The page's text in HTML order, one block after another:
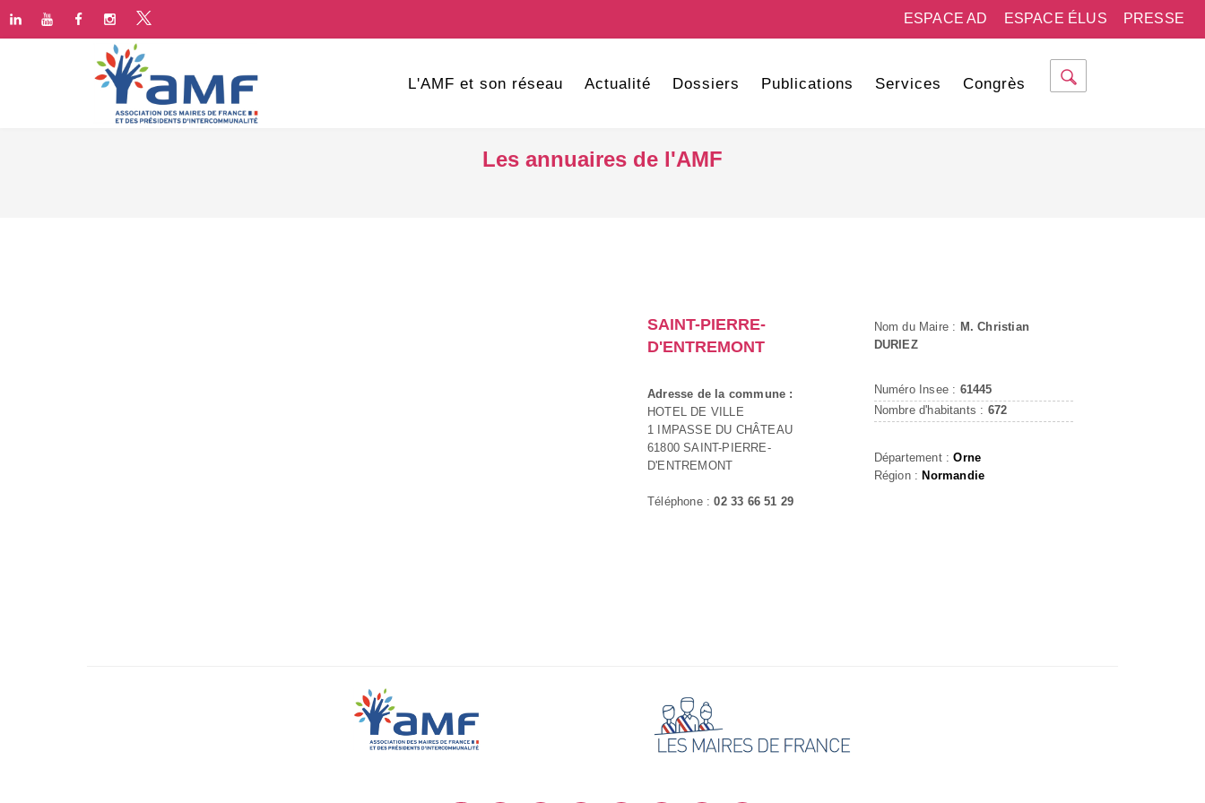
PRESSE
ESPACE ÉLUS
ESPACE AD
L'AMF et son réseau Actualité Dossiers Publications Services Congrès
Les annuaires de l'AMF
SAINT-PIERRE-
D'ENTREMONT
Adresse de la commune :
HOTEL DE VILLE
1 IMPASSE DU CHÂTEAU
61800 SAINT-PIERRE-
D'ENTREMONT
Téléphone :02 33 66 51 29
Nom du Maire : M. Christian
DURIEZ
Numéro Insee : 61445
Nombre d'habitants : 672
Département :Orne
Région : Normandie